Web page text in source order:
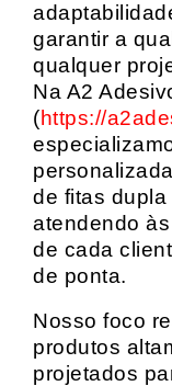
garantir a
qualquer
Na A2
(https://
de fitas
atendendo
de cada
de ponta.
Nosso foco
produtos
projetados